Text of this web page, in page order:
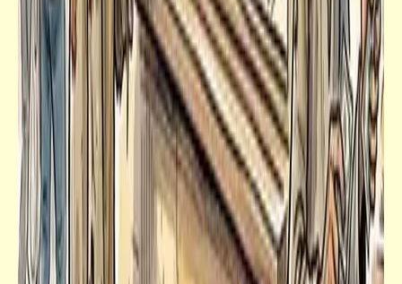
خبر
مصر وعصر الفضاء الخارجي الكوْني الافتراضي |
وكالة الفضاء المنوفيّة